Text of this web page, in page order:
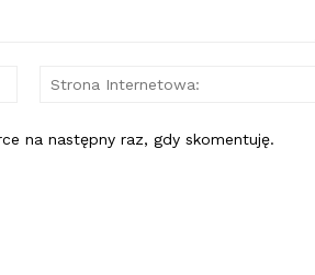
na następny raz, gdy skomentuję.